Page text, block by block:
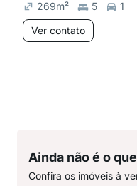
269m² 5
1
Ver contato
Ainda não é o
Confira os imóveis à